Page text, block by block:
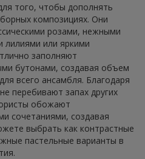
того, чтобы дополнять
композициях. Они
розами, нежными
лилиями или яркими
заполняют
бутонами, создавая объем
всего ансамбля. Благодаря
перебивают запах других
обожают
сочетаниями, создавая
выбрать как контрастные
пастельные варианты в